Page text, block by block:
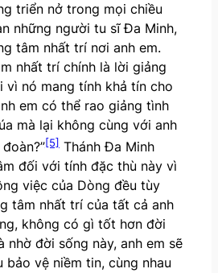
triển nở trong mọi chiều
những người tu sĩ Đa Minh,
tâm nhất trí nơi anh em.
nhất trí chính là lời giảng
vì nó mang tính khả tín cho
em có thể rao giảng tình
mà lại không cùng với anh
[5]Thánh Đa Minh
đối với tính đặc thù này vì
việc của Dòng đều tùy
tâm nhất trí của tất cả anh
không có gì tốt hơn đời
nhờ đời sống này, anh em sẽ
bảo vệ niềm tin, cùng nhau